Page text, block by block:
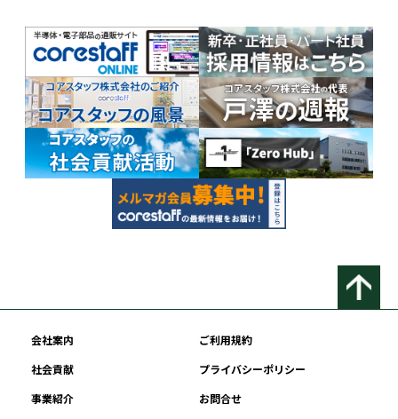
会社案内
ご利用規約
社会貢献
プライバシーポリシー
事業紹介
お問合せ